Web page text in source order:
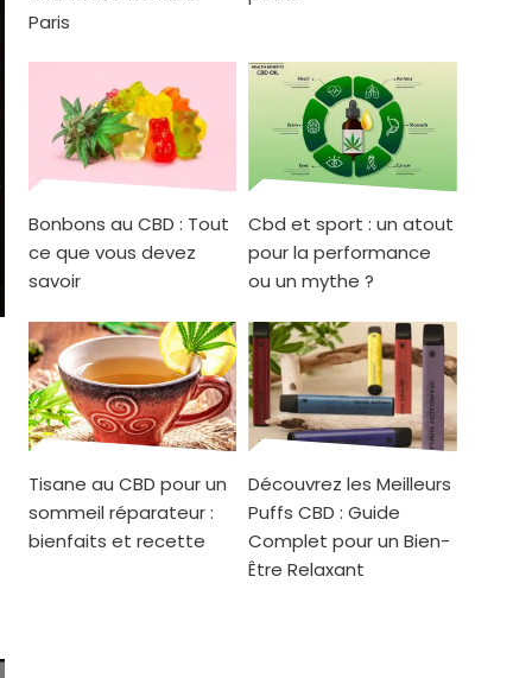
Paris
Bonbons au CBD : Tout
ce que vous devez
savoir
Cbd et sport : un atout
pour la performance
ou un mythe ?
Tisane au CBD pour un
sommeil réparateur :
bienfaits et recette
Découvrez les Meilleurs
Puffs CBD : Guide
Complet pour un Bien-
Être Relaxant